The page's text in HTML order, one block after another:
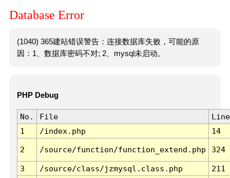
Database Error
(1040) 365建站错误警告：连接数据库失败，可能的原
因：1、数据库密码不对; 2、mysql未启动。
PHP Debug
No. File
Line
1
/index.php 14
2 /source/function/function_extend.php 324
3 /source/class/jzmysql.class.php
211